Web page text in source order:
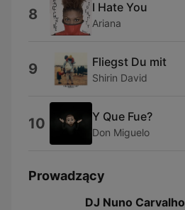
8 I Hate You
Ariana
9 Fliegst Du mit
Shirin David
10 Y Que Fue?
Don Miguelo
Prowadzący
DJ Nuno Carvalho